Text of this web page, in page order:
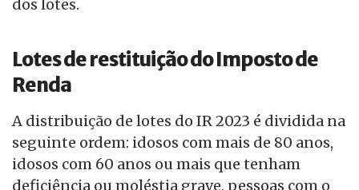
dos lotes.
Lotes de restituição do Imposto de
Renda
A distribuição de lotes do IR 2023 é dividida na
seguinte ordem: idosos com mais de 80 anos,
idosos com 60 anos ou mais que tenham
deficiência ou moléstia grave, pessoas com o